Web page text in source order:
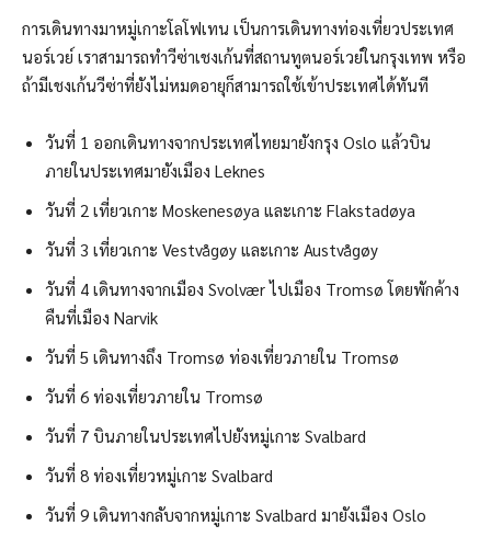
การเดินทางมาหมู่เกาะโลโฟเทน เป็นการเดินทางท่องเที่ยวประเทศ
นอร์เวย์ เราสามารถทำวีซ่าเชงเก้นที่สถานทูตนอร์เวย์ในกรุงเทพ หรือ
ถ้ามีเชงเก้นวีซ่าที่ยังไม่หมดอายุก็สามารถใช้เข้าประเทศได้ทันที
วันที่ 1 ออกเดินทางจากประเทศไทยมายังกรุง Oslo แล้วบิน
ภายในประเทศมายังเมือง Leknes
วันที่ 2 เที่ยวเกาะ Moskenesøya และเกาะ Flakstadøya
วันที่ 3 เที่ยวเกาะ Vestvågøy และเกาะ Austvågøy
วันที่ 4 เดินทางจากเมือง Svolvær ไปเมือง Tromsø โดยพักค้าง
คืนที่เมือง Narvik
วันที่ 5 เดินทางถึง Tromsø ท่องเที่ยวภายใน Tromsø
วันที่ 6 ท่องเที่ยวภายใน Tromsø
วันที่ 7 บินภายในประเทศไปยังหมู่เกาะ Svalbard
วันที่ 8 ท่องเที่ยวหมู่เกาะ Svalbard
วันที่ 9 เดินทางกลับจากหมู่เกาะ Svalbard มายังเมือง Oslo